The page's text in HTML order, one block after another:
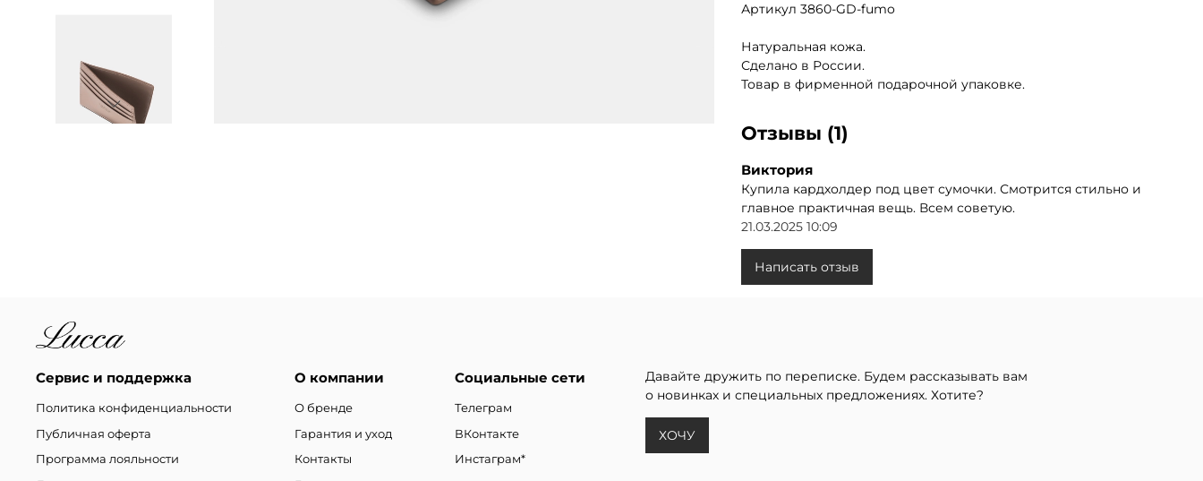
Артикул 3860-GD-fumo
Натуральная кожа.
Сделано в России.
Товар в фирменной подарочной упаковке.
Отзывы (1)
Виктория
Купила кардхолдер под цвет сумочки. Смотрится стильно и
главное практичная вещь. Всем советую.
21.03.2025 10:09
Написать отзыв
Сервис и поддержка
Политика конфиденциальности
Публичная оферта
Программа лояльности
О компании
О бренде
Гарантия и уход
Контакты
Социальные сети
Телеграм
ВКонтакте
Инстаграм*
Давайте дружить по переписке. Будем рассказывать вам
о новинках и специальных предложениях. Хотите?
ХОЧУ